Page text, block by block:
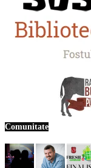
Comunitate